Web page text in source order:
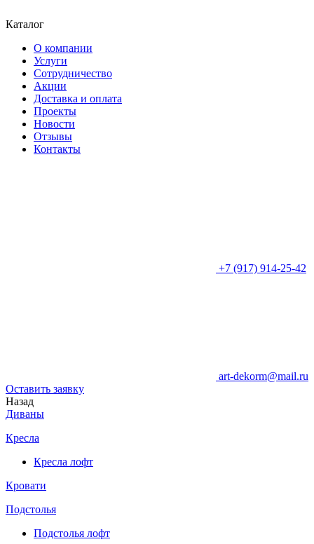
Каталог
О компании
Услуги
Сотрудничество
Акции
Доставка и оплата
Проекты
Новости
Отзывы
Контакты
+7 (917) 914-25-42
art-dekorm@mail.ru
Оставить заявку
Назад
Диваны
Кресла
Кресла лофт
Кровати
Подстолья
Подстолья лофт